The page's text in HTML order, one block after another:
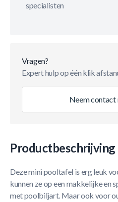
specialisten
Vragen?
Expert hulp op één klik
Neem contact
Productbeschrijving
Deze mini pooltafel is erg leuk
kunnen ze op een makkelijke en
met poolbiljart. Maar ook voor